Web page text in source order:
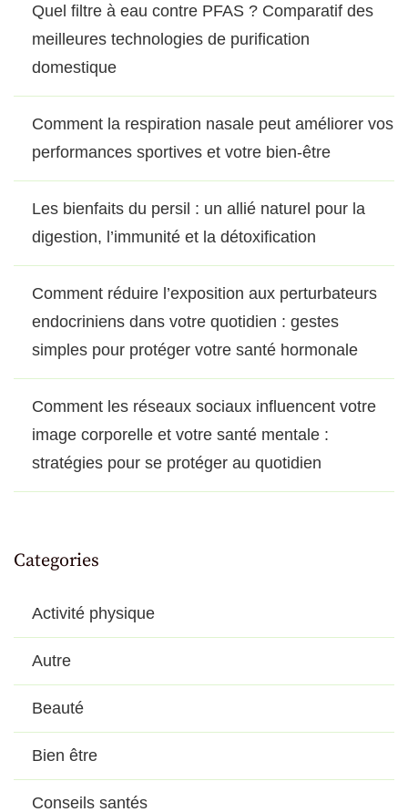
Quel filtre à eau contre PFAS ? Comparatif des
meilleures technologies de purification
domestique
Comment la respiration nasale peut améliorer vos
performances sportives et votre bien-être
Les bienfaits du persil : un allié naturel pour la
digestion, l’immunité et la détoxification
Comment réduire l’exposition aux perturbateurs
endocriniens dans votre quotidien : gestes
simples pour protéger votre santé hormonale
Comment les réseaux sociaux influencent votre
image corporelle et votre santé mentale :
stratégies pour se protéger au quotidien
Categories
Activité physique
Autre
Beauté
Bien être
Conseils santés